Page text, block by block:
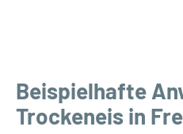
Beispielhafte
Trockeneis in